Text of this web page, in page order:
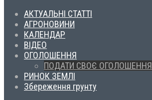
АКТУАЛЬНІ СТАТТІ
АГРОНОВИНИ
КАЛЕНДАР
ВІДЕО
ОГОЛОШЕННЯ
ПОДАТИ СВОЄ ОГОЛОШЕННЯ
РИНОК ЗЕМЛІ
Збереження грунту